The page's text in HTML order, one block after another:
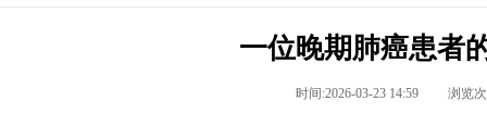
一位晚期肺癌患者
时间:2026-03-23 14:59 浏览